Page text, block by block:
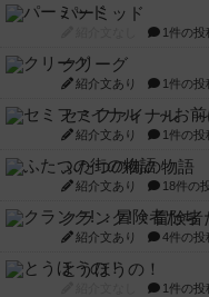
パーミッド
1件の投
クリーグ
紹介文あり 1件の投
セミファイナル ～
紹介文あり 1件の投
ふたつの街の物語
紹介文あり 18件の
クランク! ：冒険者
紹介文あり 4件の投
とうほうの！
1件の投